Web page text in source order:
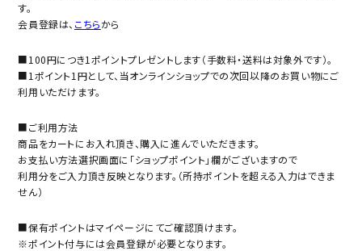
す。
会員登録は、 こちらから
■100円につき1ポイントプレゼントします（手数料・送料は対象外です）。
■1ポイント1円として、当オンラインショップでの次回以降のお買い物にご
利用いただけます。
■ご利用方法
商品をカートにお入れ頂き、購入に進んでいただきます。
お支払い方法選択画面に「ショップポイント」欄がございますので
利用分をご入力頂き反映となります。（所持ポイントを超える入力はできま
せん）
■保有ポイントはマイページにてご確認頂けます。
※ポイント付与には会員登録が必要となります。